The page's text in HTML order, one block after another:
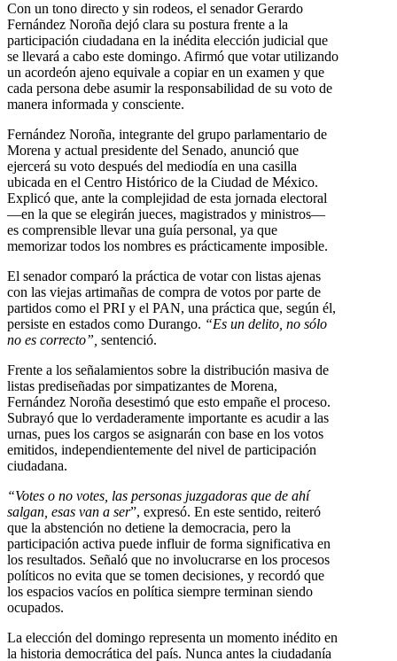
Con un tono directo y sin rodeos, el senador Gerardo
Fernández Noroña dejó clara su postura frente a la
participación ciudadana en la inédita elección judicial que
se llevará a cabo este domingo. Afirmó que votar utilizando
un acordeón ajeno equivale a copiar en un examen y que
cada persona debe asumir la responsabilidad de su voto de
manera informada y consciente.
Fernández Noroña, integrante del grupo parlamentario de
Morena y actual presidente del Senado, anunció que
ejercerá su voto después del mediodía en una casilla
ubicada en el Centro Histórico de la Ciudad de México.
Explicó que, ante la complejidad de esta jornada electoral
—en la que se elegirán jueces, magistrados y ministros—
es comprensible llevar una guía personal, ya que
memorizar todos los nombres es prácticamente imposible.
El senador comparó la práctica de votar con listas ajenas
con las viejas artimañas de compra de votos por parte de
partidos como el PRI y el PAN, una práctica que, según él,
persiste en estados como Durango. “Es un delito, no sólo
no es correcto”, sentenció.
Frente a los señalamientos sobre la distribución masiva de
listas prediseñadas por simpatizantes de Morena,
Fernández Noroña desestimó que esto empañe el proceso.
Subrayó que lo verdaderamente importante es acudir a las
urnas, pues los cargos se asignarán con base en los votos
emitidos, independientemente del nivel de participación
ciudadana.
“Votes o no votes, las personas juzgadoras que de ahí
salgan, esas van a ser”, expresó. En este sentido, reiteró
que la abstención no detiene la democracia, pero la
participación activa puede influir de forma significativa en
los resultados. Señaló que no involucrarse en los procesos
políticos no evita que se tomen decisiones, y recordó que
los espacios vacíos en política siempre terminan siendo
ocupados.
La elección del domingo representa un momento inédito en
la historia democrática del país. Nunca antes la ciudadanía